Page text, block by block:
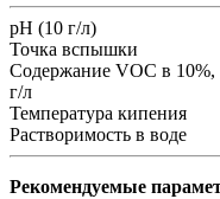
pH (10 г/л)
Точка вспышки
Содержание VOC в 10%,
г/л
Температура кипения
Растворимость в воде
Рекомендуемые